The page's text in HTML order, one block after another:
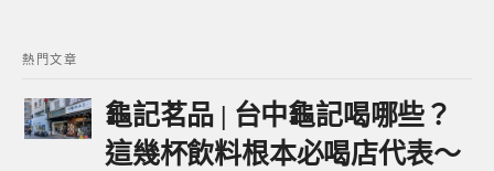
熱門文章
龜記茗品 | 台中龜記喝哪些？
這幾杯飲料根本必喝店代表～